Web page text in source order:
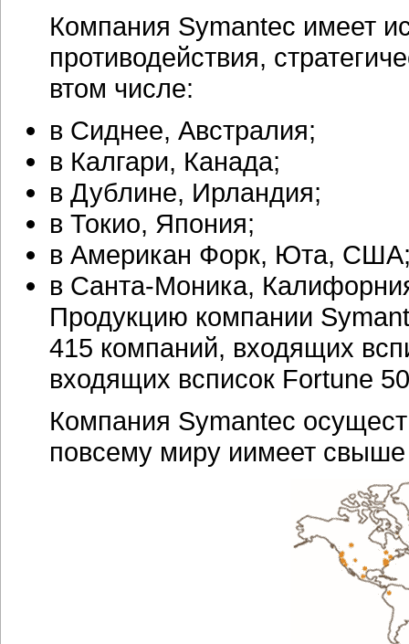
Компания Symantec имеет
противодействия,
втом числе:
в Сиднее, Австралия;
в Калгари, Канада;
в Дублине, Ирландия;
в Токио, Япония;
в Американ Форк, Юта,
в Санта-Моника,
Продукцию компании
415 компаний, входящих
входящих всписок Fortune
Компания Symantec
повсему миру иимеет свыше